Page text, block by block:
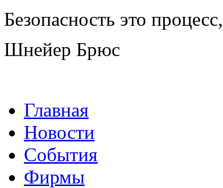
Безопасность это
Шнейер Брюс
Главная
Новости
События
Фирмы